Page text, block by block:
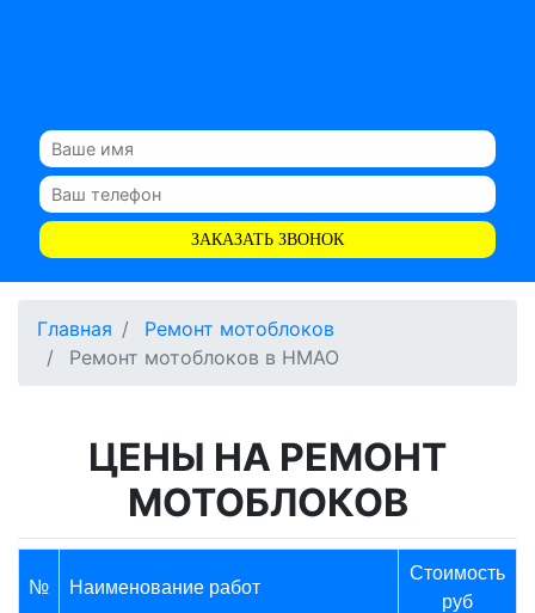
ЗАКАЗАТЬ ЗВОНОК
Главная
Ремонт мотоблоков
Ремонт мотоблоков в НМАО
ЦЕНЫ НА РЕМОНТ
МОТОБЛОКОВ
№ Наименование работ
Стоимость
руб